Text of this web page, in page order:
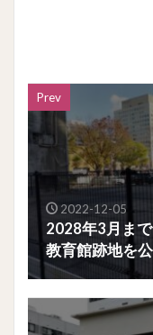
Prev
2022-12-05
2028年3月ま
教育館跡地を